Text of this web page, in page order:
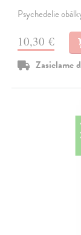
Psychedelie
10,30 €
Zasielame